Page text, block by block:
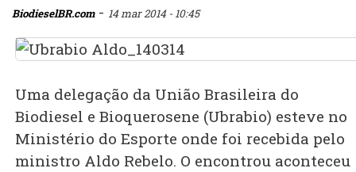
BiodieselBR.com- 14 mar 2014 - 10:45
Uma delegação da União Brasileira do
Biodiesel e Bioquerosene (Ubrabio) esteve no
Ministério do Esporte onde foi recebida pelo
ministro Aldo Rebelo. O encontrou aconteceu